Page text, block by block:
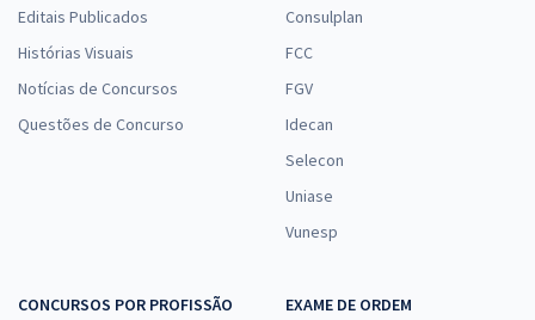
Editais Publicados
Histórias Visuais
Notícias de Concursos
Questões de Concurso
Consulplan
FCC
FGV
Idecan
Selecon
Uniase
Vunesp
CONCURSOS POR PROFISSÃO
EXAME DE ORDEM